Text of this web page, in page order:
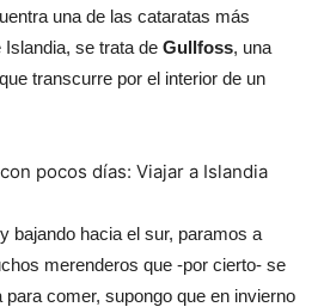
una de las cataratas más
se trata de Gullfoss, una
transcurre por el interior de un
bajando hacia el sur, paramos a
merenderos que -por cierto- se
para comer, supongo que en invierno